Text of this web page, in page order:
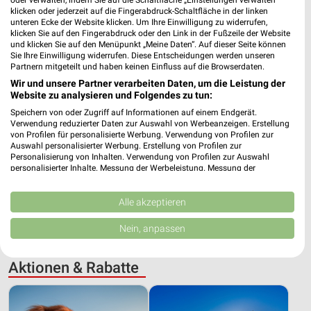
25,2 km
Dieter Knoll
25,2 km
Mega Tage
ALLE PROSPEKTE
Aktionen & Rabatte
klicken oder jederzeit auf die Fingerabdruck-Schaltfläche in der linken
unteren Ecke der Website klicken. Um Ihre Einwilligung zu widerrufen,
klicken Sie auf den Fingerabdruck oder den Link in der Fußzeile der Website
und klicken Sie auf den Menüpunkt „Meine Daten“. Auf dieser Seite können
Sie Ihre Einwilligung widerrufen. Diese Entscheidungen werden unseren
Partnern mitgeteilt und haben keinen Einfluss auf die Browserdaten.
Wir und unsere Partner verarbeiten Daten, um die Leistung der
Website zu analysieren und Folgendes zu tun:
Speichern von oder Zugriff auf Informationen auf einem Endgerät.
Verwendung reduzierter Daten zur Auswahl von Werbeanzeigen. Erstellung
von Profilen für personalisierte Werbung. Verwendung von Profilen zur
Auswahl personalisierter Werbung. Erstellung von Profilen zur
Personalisierung von Inhalten. Verwendung von Profilen zur Auswahl
personalisierter Inhalte. Messung der Werbeleistung. Messung der
Kombinationen von Daten aus verschiedenen Quellen. Entwicklung und
Verbesserung der Angebote. Verwendung reduzierter Daten zur Auswahl
von Inhalten.
Daten können außerhalb der Europäischen Union weitergegeben und in die
Website/App.
Partnerliste anzeigen (1 IAB-Anbieter)
Alle akzeptieren
Nein, anpassen